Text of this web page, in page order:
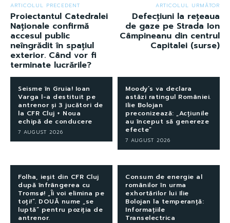
ARTICOLUL PRECEDENT
Proiectantul Catedralei
Naționale confirmă
accesul public
neîngrădit în spațiul
exterior. Când vor fi
terminate lucrările?
ARTICOLUL URMĂTOR
Defecțiuni la rețeaua
de gaze pe Strada Ion
Câmpineanu din centrul
Capitalei (surse)
Seisme în Gruia! Ioan
Varga l-a destituit pe
antrenor și 3 jucători de
la CFR Cluj + Noua
echipă de conducere
7 AUGUST 2026
Moody’s va declara
astăzi ratingul României.
Ilie Bolojan
preconizează: „Acțiunile
au început să genereze
efecte”
7 AUGUST 2026
Folha, ieșit din CFR Cluj
după înfrângerea cu
Tromsø! „Îi voi elimina pe
toți!”. DOUĂ nume „se
luptă” pentru poziția de
antrenor.
Consum de energie al
românilor în urma
exhortărilor lui Ilie
Bolojan la temperanță:
Informațiile
Transelectrica